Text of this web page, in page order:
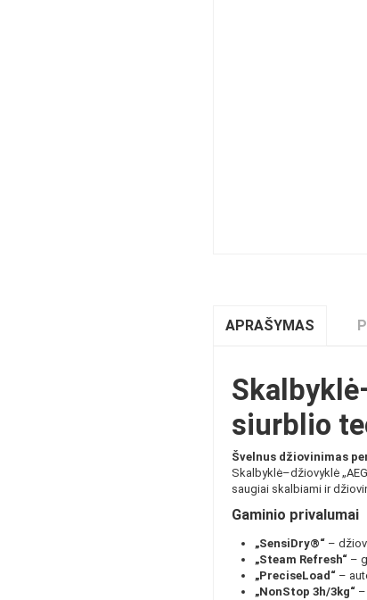
APRAŠYMAS
siurblio
Švelnus džiovinimas
Skalbyklė–džiovyklė
saugiai skalbiami ir
Gaminio privalumai
„SensiDry®“–
„Steam Refresh“–
„PreciseLoad“–
„NonStop 3h/3kg“–